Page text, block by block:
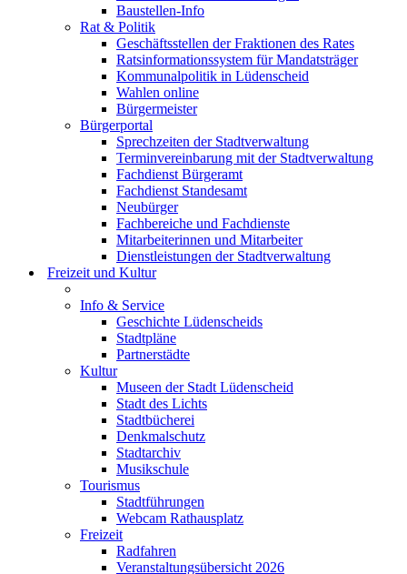
Baustellen-Info
Rat & Politik
Geschäftsstellen der Fraktionen des Rates
Ratsinformationssystem für Mandatsträger
Kommunalpolitik in Lüdenscheid
Wahlen online
Bürgermeister
Bürgerportal
Sprechzeiten der Stadtverwaltung
Terminvereinbarung mit der Stadtverwaltung
Fachdienst Bürgeramt
Fachdienst Standesamt
Neubürger
Fachbereiche und Fachdienste
Mitarbeiterinnen und Mitarbeiter
Dienstleistungen der Stadtverwaltung
Freizeit und Kultur
Info & Service
Geschichte Lüdenscheids
Stadtpläne
Partnerstädte
Kultur
Museen der Stadt Lüdenscheid
Stadt des Lichts
Stadtbücherei
Denkmalschutz
Stadtarchiv
Musikschule
Tourismus
Stadtführungen
Webcam Rathausplatz
Freizeit
Radfahren
Veranstaltungsübersicht 2026